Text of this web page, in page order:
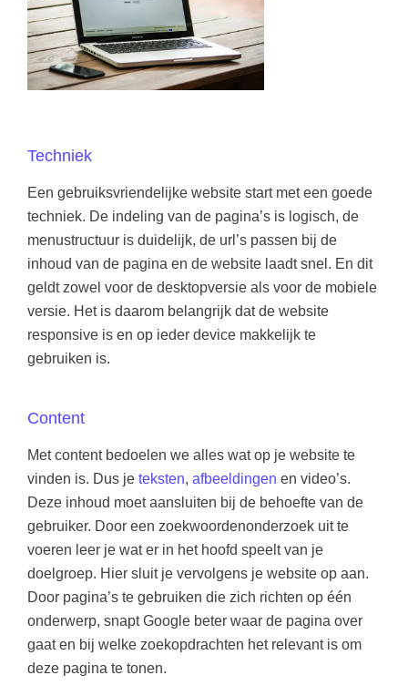
Techniek
Een gebruiksvriendelijke website start met een goede
techniek. De indeling van de pagina’s is logisch, de
menustructuur is duidelijk, de url’s passen bij de
inhoud van de pagina en de website laadt snel. En dit
geldt zowel voor de desktopversie als voor de mobiele
versie. Het is daarom belangrijk dat de website
responsive is en op ieder device makkelijk te
gebruiken is.
Content
Met content bedoelen we alles wat op je website te
vinden is. Dus je teksten, afbeeldingen en video’s.
Deze inhoud moet aansluiten bij de behoefte van de
gebruiker. Door een zoekwoordenonderzoek uit te
voeren leer je wat er in het hoofd speelt van je
doelgroep. Hier sluit je vervolgens je website op aan.
Door pagina’s te gebruiken die zich richten op één
onderwerp, snapt Google beter waar de pagina over
gaat en bij welke zoekopdrachten het relevant is om
deze pagina te tonen.